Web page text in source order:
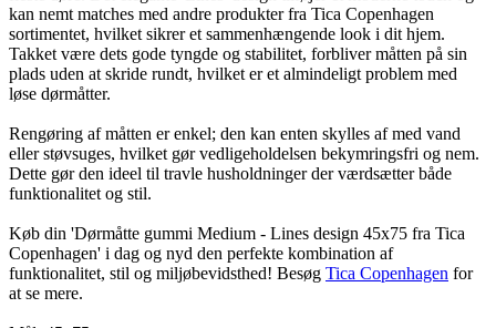
kan nemt matches med andre produkter fra Tica Copenhagen
sortimentet, hvilket sikrer et sammenhængende look i dit hjem.
Takket være dets gode tyngde og stabilitet, forbliver måtten på sin
plads uden at skride rundt, hvilket er et almindeligt problem med
løse dørmåtter.
Rengøring af måtten er enkel; den kan enten skylles af med vand
eller støvsuges, hvilket gør vedligeholdelsen bekymringsfri og nem.
Dette gør den ideel til travle husholdninger der værdsætter både
funktionalitet og stil.
Køb din 'Dørmåtte gummi Medium - Lines design 45x75 fra Tica
Copenhagen' i dag og nyd den perfekte kombination af
funktionalitet, stil og miljøbevidsthed! Besøg Tica Copenhagen for
at se mere.